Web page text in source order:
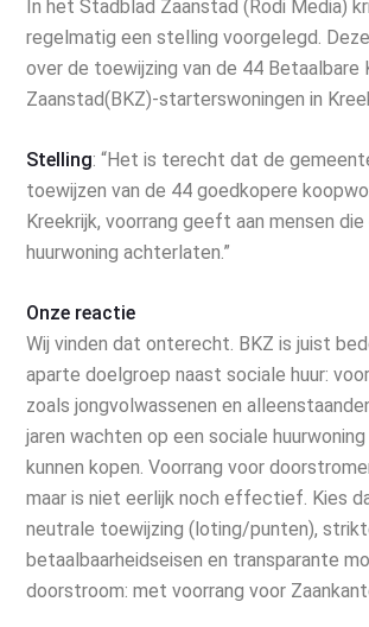
In het Stadblad Zaanstad (Rodi Media)
regelmatig een stelling voorgelegd.
over de toewijzing van de 44 Betaalbare
Zaanstad(BKZ)-starterswoningen in
Stelling: “Het is terecht dat de
toewijzen van de 44 goedkopere
Kreekrijk, voorrang geeft aan mensen
huurwoning achterlaten.”
Onze reactie
Wij vinden dat onterecht. BKZ is juist
aparte doelgroep naast sociale huur:
zoals jongvolwassenen en
jaren wachten op een sociale huurwoning
kunnen kopen. Voorrang voor
maar is niet eerlijk noch effectief. Kies
neutrale toewijzing (loting/punten),
betaalbaarheidseisen en transparante
doorstroom: met voorrang voor